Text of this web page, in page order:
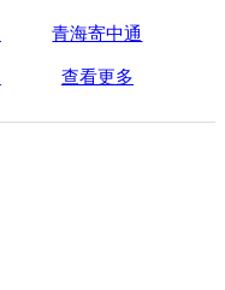
青海寄中通
查看更多